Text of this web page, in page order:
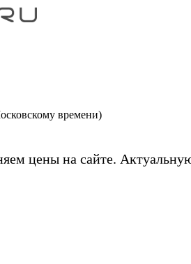
времени)
цены на сайте.